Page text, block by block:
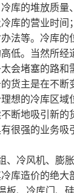
库的堆放质量
库的营业时间
法等。冷库的
低。当然所经
会堵塞的路和
货主是在不断
想的冷库区域
断地吸引新的
很强的业务吸
、冷风机、膨
库造价的绝大